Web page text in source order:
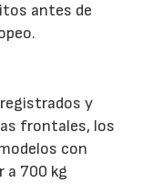
antes de
y
frontales, los
con
a 700 kg